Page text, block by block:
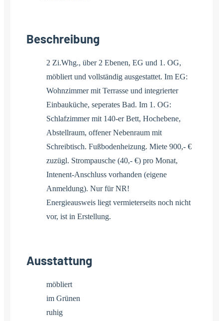
Beschreibung
2 Zi.Whg., über 2 Ebenen, EG und 1. OG,
möbliert und vollständig ausgestattet. Im EG:
Wohnzimmer mit Terrasse und integrierter
Einbauküche, seperates Bad. Im 1. OG:
Schlafzimmer mit 140-er Bett, Hochebene,
Abstellraum, offener Nebenraum mit
Schreibtisch. Fußbodenheizung. Miete 900,- €
zuzügl. Strompausche (40,- €) pro Monat,
Intenent-Anschluss vorhanden (eigene
Anmeldung). Nur für NR!
Energieausweis liegt vermieterseits noch nicht
vor, ist in Erstellung.
Ausstattung
möbliert
im Grünen
ruhig